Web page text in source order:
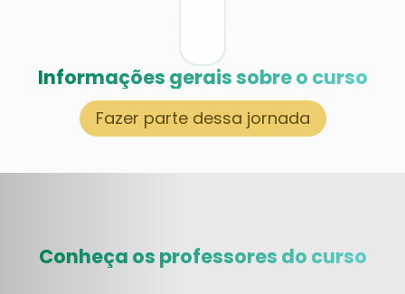
Informações gerais sobre o curso
Fazer parte dessa jornada
Conheça os professores do curso